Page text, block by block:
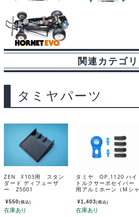
関連カテゴリ
タミヤパーツ
ZEN F103用 スタン
ダード ディフューザ
ー Z5001
¥550(税込)
タミヤ OP.1120 ハイ
トルクサーボセイバー
用アルミホーン（Mシャ
¥1,403(税込)